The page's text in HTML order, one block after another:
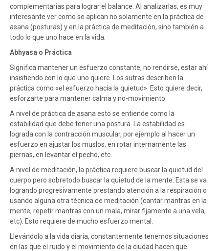
complementarias para lograr el balance. Al analizarlas, es muy
interesante ver como se aplican no solamente en la práctica de
asana (posturas) y en la práctica de meditación, sino también a
todo lo que uno hace en la vida.
Abhyasa o Práctica
Significa mantener un esfuerzo constante, no rendirse, estar ahí
insistiendo con lo que uno quiere. Los sutras describen la
práctica como «el esfuerzo hacia la quietud». Esto quiere decir,
esforzarte para mantener calma y no-movimiento.
A nivel de práctica de asana esto se entiende como la
estabilidad que debe tener una postura. La estabilidad es
lograda con la contracción muscular, por ejemplo al hacer un
esfuerzo en ajustar los muslos, en rotar internamente las
piernas, en levantar el pecho, etc.
A nivel de meditación, la práctica requiere buscar la quietud del
cuerpo pero sobretodo buscar la quietud de la mente. Esta se va
logrando progresivamente prestando atención a la respiración o
usando alguna otra técnica de meditación (cantar mantras en la
mente, repetir mantras con un mala, mirar fijamente a una vela,
etc). Esto requiere de mucho esfuerzo mental.
Llevándolo a la vida diaria, constantemente tenemos situaciones
en las que el ruido y el movimiento de la ciudad hacen que